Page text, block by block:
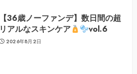
【36歳ノーファンデ】数日間の超
リアルなスキンケア
vol.6
2026年8月2日